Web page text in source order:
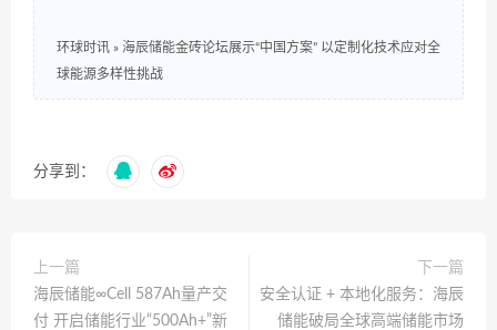
环球时讯 » 海辰储能金砖论坛展示“中国方案” 以定制化技术应对全
球能源多样性挑战
分享到：
上一篇
海辰储能∞Cell 587Ah量产交
付 开启储能行业“500Ah+”新
下一篇
安全认证 + 本地化服务：海辰
储能破局全球高端储能市场